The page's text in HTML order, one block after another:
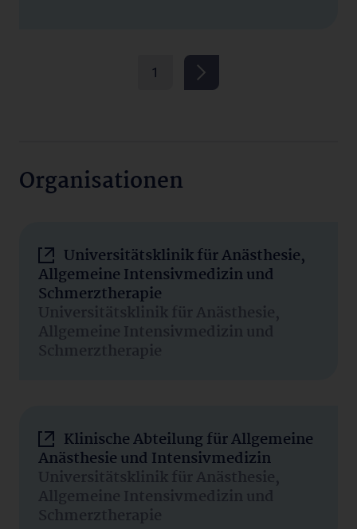
1
Organisationen
Universitätsklinik für Anästhesie,
Allgemeine Intensivmedizin und
Schmerztherapie
Universitätsklinik für Anästhesie,
Allgemeine Intensivmedizin und
Schmerztherapie
Klinische Abteilung für Allgemeine
Anästhesie und Intensivmedizin
Universitätsklinik für Anästhesie,
Allgemeine Intensivmedizin und
Schmerztherapie